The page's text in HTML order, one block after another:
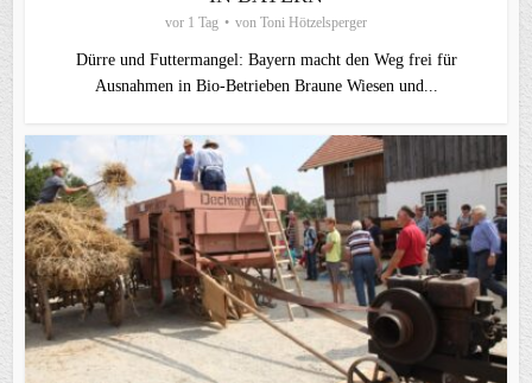
vor 1 Tag von Toni Hötzelsperger
Dürre und Futtermangel: Bayern macht den Weg frei für
Ausnahmen in Bio-Betrieben Braune Wiesen und...